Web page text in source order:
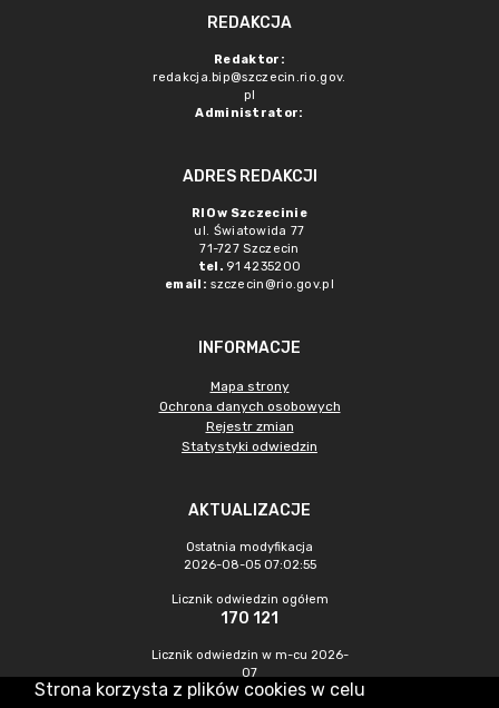
REDAKCJA
Redaktor:
redakcja.bip@szczecin.rio.gov.
pl
Administrator:
ADRES REDAKCJI
RIO w Szczecinie
ul. Światowida 77
71-727 Szczecin
tel. 91 4235200
email: szczecin@rio.gov.pl
INFORMACJE
Mapa strony
Ochrona danych osobowych
Rejestr zmian
Statystyki odwiedzin
AKTUALIZACJE
Ostatnia modyfikacja
2026-08-05 07:02:55
Licznik odwiedzin ogółem
170 121
Licznik odwiedzin w m-cu 2026-
07
349
Strona korzysta z plików cookies w celu